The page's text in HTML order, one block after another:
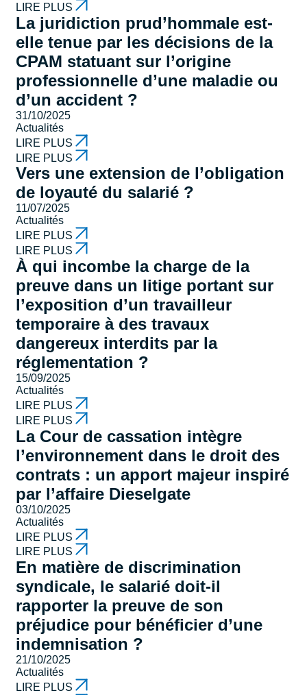
LIRE PLUS
La juridiction prud’hommale est-
elle tenue par les décisions de la
CPAM statuant sur l’origine
professionnelle d’une maladie ou
d’un accident ?
31/10/2025
Actualités
LIRE PLUS
LIRE PLUS
Vers une extension de l’obligation
de loyauté du salarié ?
11/07/2025
Actualités
LIRE PLUS
LIRE PLUS
À qui incombe la charge de la
preuve dans un litige portant sur
l’exposition d’un travailleur
temporaire à des travaux
dangereux interdits par la
réglementation ?
15/09/2025
Actualités
LIRE PLUS
LIRE PLUS
La Cour de cassation intègre
l’environnement dans le droit des
contrats : un apport majeur inspiré
par l’affaire Dieselgate
03/10/2025
Actualités
LIRE PLUS
LIRE PLUS
En matière de discrimination
syndicale, le salarié doit-il
rapporter la preuve de son
préjudice pour bénéficier d’une
indemnisation ?
21/10/2025
Actualités
LIRE PLUS